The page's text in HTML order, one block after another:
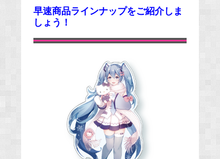
早速商品ラインナップをご紹介しま
しょう！